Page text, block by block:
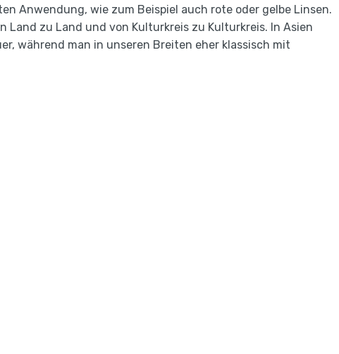
Anwendung, wie zum Beispiel auch rote oder gelbe Linsen.
zu Land und von Kulturkreis zu Kulturkreis. In Asien
während man in unseren Breiten eher klassisch mit